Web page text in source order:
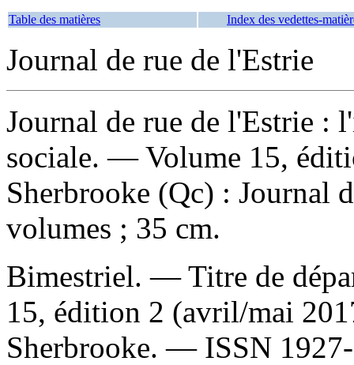
Table des matières Index des vedettes-
Journal de rue de l'Estrie
Journal de rue de l'Estrie :
sociale. — Volume 15,
Sherbrooke (Qc) : Journal
volumes ; 35 cm.
Bimestriel. — Titre de
15, édition 2 (avril/mai
Sherbrooke. — ISSN